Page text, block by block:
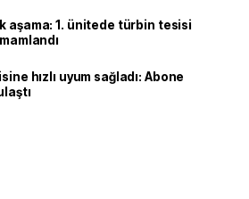
aşama: 1. ünitede türbin tesisi
hızlı uyum sağladı: Abone